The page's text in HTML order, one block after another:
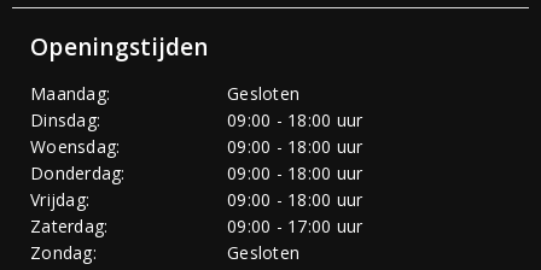
Openingstijden
Maandag:
Gesloten
Dinsdag:
09:00 - 18:00 uur
Woensdag:
09:00 - 18:00 uur
Donderdag:
09:00 - 18:00 uur
Vrijdag:
09:00 - 18:00 uur
Zaterdag:
09:00 - 17:00 uur
Zondag:
Gesloten